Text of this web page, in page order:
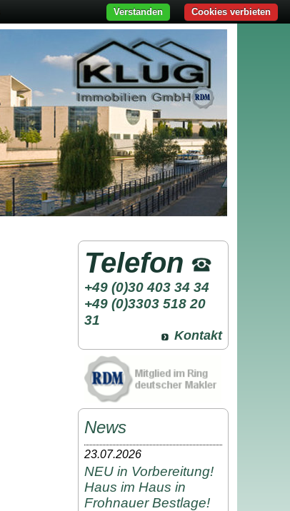
Telefon
+49 (0)30 403 34 34
+49 (0)3303 518 20
31
Kontakt
News
23.07.2026
NEU in Vorbereitung!
Haus im Haus in
Frohnauer Bestlage!
Cookies verbieten
Verstanden